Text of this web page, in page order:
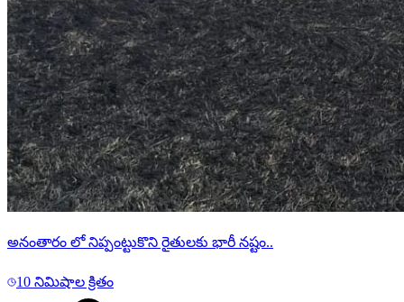
అనంతారం లో నిప్పంట్టుకొని రైతులకు భారీ నష్టం..
10 నిమిషాల క్రితం